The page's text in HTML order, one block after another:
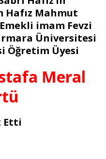
Hafız Mahmut
imam Fevzi
Üniversitesi
Öğretim Üyesi
Meral
Etti